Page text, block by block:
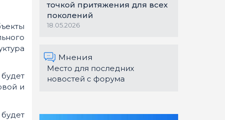
и
точкой притяжения для всех
поколений
18.05.2026
Мнения
Место для последних
новостей с форума